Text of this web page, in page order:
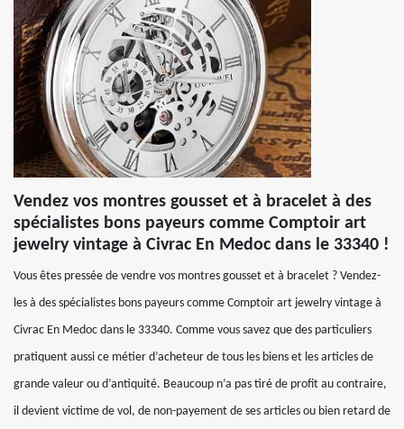
Vendez vos montres gousset et à bracelet à des
spécialistes bons payeurs comme Comptoir art
jewelry vintage à Civrac En Medoc dans le 33340 !
Vous êtes pressée de vendre vos montres gousset et à bracelet ? Vendez-
les à des spécialistes bons payeurs comme Comptoir art jewelry vintage à
Civrac En Medoc dans le 33340. Comme vous savez que des particuliers
pratiquent aussi ce métier d’acheteur de tous les biens et les articles de
grande valeur ou d’antiquité. Beaucoup n’a pas tiré de profit au contraire,
il devient victime de vol, de non-payement de ses articles ou bien retard de